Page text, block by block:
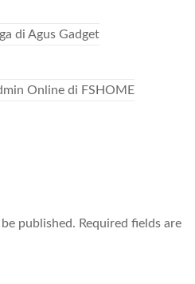
di Agus Gadget
Online di FSHOME
published. Required fields are